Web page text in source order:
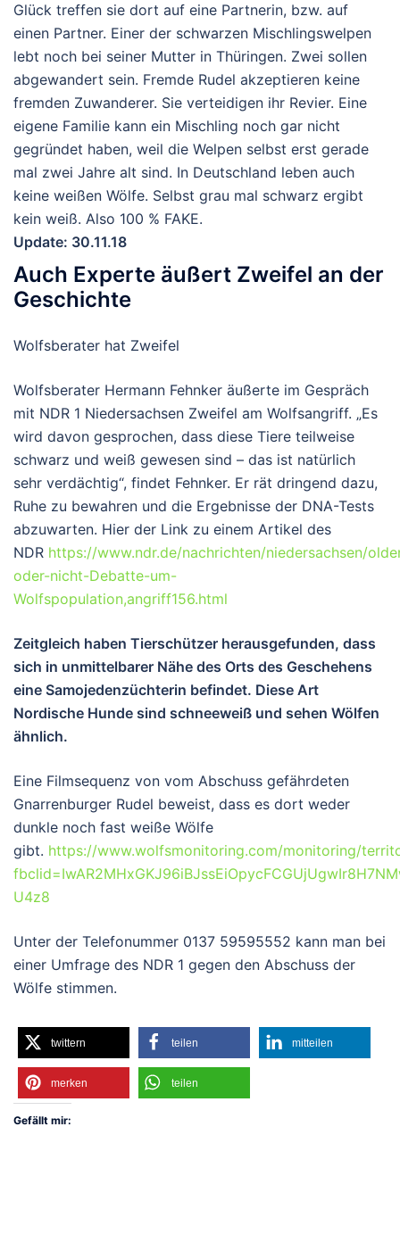
Glück treffen sie dort auf eine Partnerin, bzw. auf
einen Partner. Einer der schwarzen Mischlingswelpen
lebt noch bei seiner Mutter in Thüringen. Zwei sollen
abgewandert sein. Fremde Rudel akzeptieren keine
fremden Zuwanderer. Sie verteidigen ihr Revier. Eine
eigene Familie kann ein Mischling noch gar nicht
gegründet haben, weil die Welpen selbst erst gerade
mal zwei Jahre alt sind. In Deutschland leben auch
keine weißen Wölfe. Selbst grau mal schwarz ergibt
kein weiß. Also 100 % FAKE.
Update: 30.11.18
Auch Experte äußert Zweifel an der
Geschichte
Wolfsberater hat Zweifel
Wolfsberater Hermann Fehnker äußerte im Gespräch
mit NDR 1 Niedersachsen Zweifel am Wolfsangriff. „Es
wird davon gesprochen, dass diese Tiere teilweise
schwarz und weiß gewesen sind – das ist natürlich
sehr verdächtig“, findet Fehnker. Er rät dringend dazu,
Ruhe zu bewahren und die Ergebnisse der DNA-Tests
abzuwarten. Hier der Link zu einem Artikel des
NDR https://www.ndr.de/nachrichten/niedersachsen/
oder-nicht-Debatte-um-
Wolfspopulation,angriff156.html
Zeitgleich haben Tierschützer herausgefunden, dass
sich in unmittelbarer Nähe des Orts des Geschehens
eine Samojedenzüchterin befindet. Diese Art
Nordische Hunde sind schneeweiß und sehen Wölfen
ähnlich.
Eine Filmsequenz von vom Abschuss gefährdeten
Gnarrenburger Rudel beweist, dass es dort weder
dunkle noch fast weiße Wölfe
gibt. https://www.wolfsmonitoring.com/monitoring/
U4z8
Unter der Telefonummer 0137 59595552 kann man bei
einer Umfrage des NDR 1 gegen den Abschuss der
Wölfe stimmen.
twittern teilen mitteilen
merken teilen
Gefällt mir: